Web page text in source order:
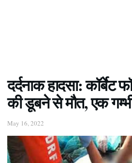
दर्दनाक हादसा: कॉर्बेट
की डूबने से मौत, एक
May 16, 2022